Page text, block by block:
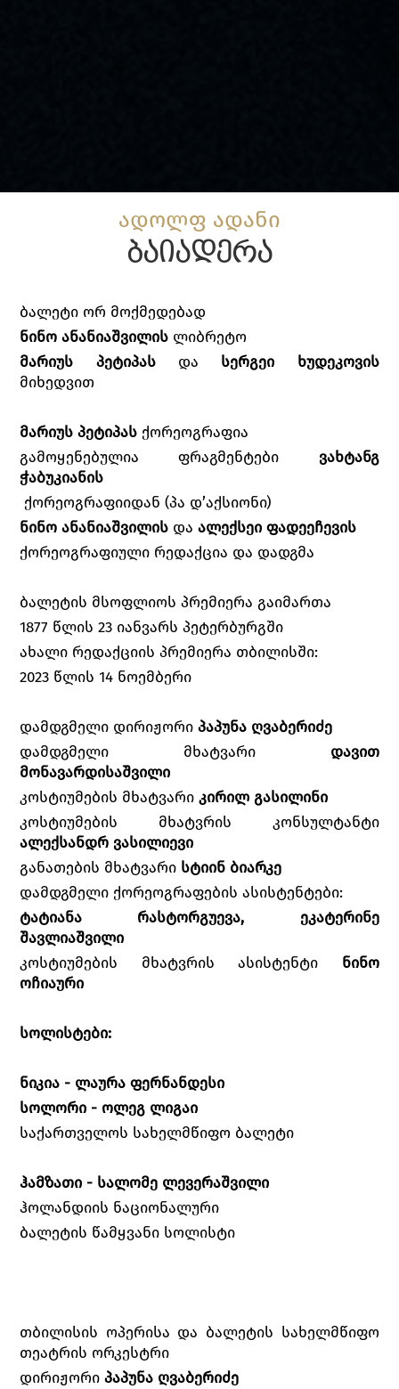
ადოლფ ადანი
ბაიადერა
ბალეტი ორ მოქმედებად
ნინო ანანიაშვილის ლიბრეტო
მარიუს პეტიპასდა სერგეი ხუდეკოვის
მიხედვით
მარიუს პეტიპას ქორეოგრაფია
გამოყენებულია ფრაგმენტები ვახტანგ
ჭაბუკიანის
ქორეოგრაფიიდან (პა დ’აქსიონი)
ნინო ანანიაშვილის დაალექსეი ფადეეჩევის
ქორეოგრაფიული რედაქცია და დადგმა
ბალეტის მსოფლიოს პრემიერა გაიმართა
1877 წლის 23 იანვარს პეტერბურგში
ახალი რედაქციის პრემიერა თბილისში:
2023 წლის 14 ნოემბერი
დამდგმელი დირიჟორიპაპუნა ღვაბერიძე
დამდგმელი მხატვარი დავით
მონავარდისაშვილი
კოსტიუმების მხატვარიკირილ გასილინი
კოსტიუმების მხატვრის კონსულტანტი
ალექსანდრ ვასილიევი
განათების მხატვარი სტიინ ბიარკე
დამდგმელი ქორეოგრაფების ასისტენტები:
ტატიანა რასტორგუევა, ეკატერინე
შავლიაშვილი
კოსტიუმების მხატვრის ასისტენტი ნინო
ოჩიაური
სოლისტები:
ნიკია - ლაურა ფერნანდესი
სოლორი - ოლეგ ლიგაი
საქართველოს სახელმწიფო ბალეტი
ჰამზათი - სალომე ლევერაშვილი
ჰოლანდიის ნაციონალური
ბალეტის წამყვანი სოლისტი
თბილისის ოპერისა და ბალეტის სახელმწიფო
თეატრის ორკესტრი
დირიჟორიპაპუნა ღვაბერიძე